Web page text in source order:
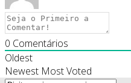
0 Comentários
Oldest
Newest Most Voted